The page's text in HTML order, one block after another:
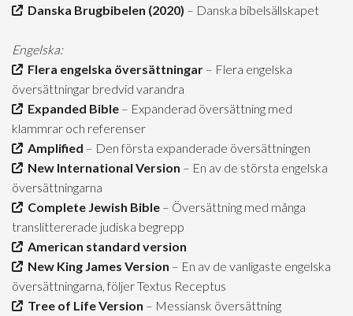
Danska Brugbibelen (2020) – Danska bibelsällskapet
Engelska:
Flera engelska översättningar – Flera engelska
översättningar bredvid varandra
Expanded Bible – Expanderad översättning med
klammrar och referenser
Amplified – Den första expanderade översättningen
New International Version – En av de största engelska
översättningarna
Complete Jewish Bible – Översättning med många
translittererade judiska begrepp
American standard version
New King James Version – En av de vanligaste engelska
översättningarna, följer Textus Receptus
Tree of Life Version – Messiansk översättning